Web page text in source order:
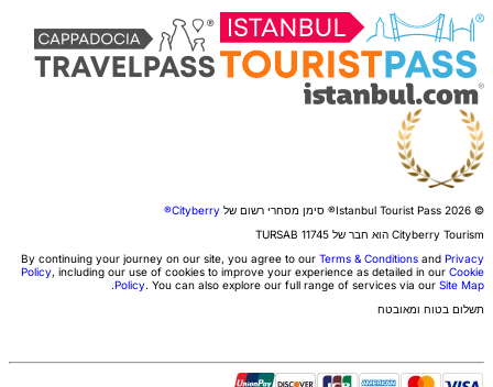
© 2026 Istanbul Tourist Pass® סימן מסחרי רשום של Cityberry®
Cityberry Tourism הוא חבר של
TURSAB 11745
By continuing your journey on our site, you agree to our Terms & Conditions and Privacy
Policy, including our use of cookies to improve your experience as detailed in our Cookie
Policy. You can also explore our full range of services via our Site Map
.
תשלום בטוח ומאובטח